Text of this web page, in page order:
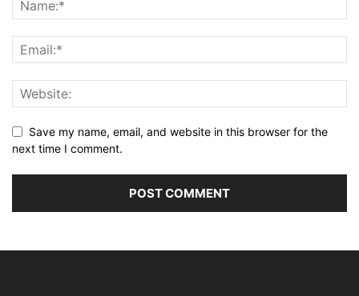
Save my name, email, and website in this browser for the
next time I comment.